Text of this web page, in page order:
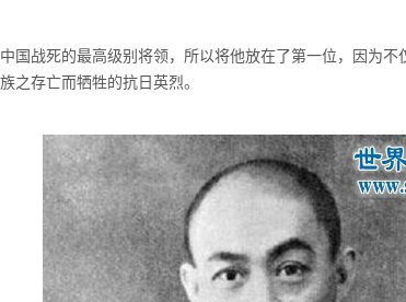
国战死的最高级别将领，所以将他放在了第一位，因为
之存亡而牺牲的抗日英烈。